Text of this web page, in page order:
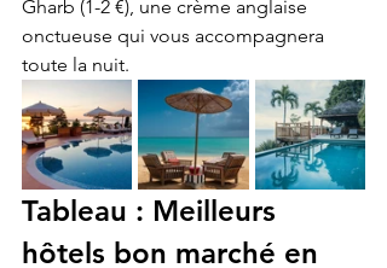
Gharb (1-2 €), une crème anglaise
onctueuse qui vous accompagnera
toute la nuit.
Tableau : Meilleurs
hôtels bon marché en